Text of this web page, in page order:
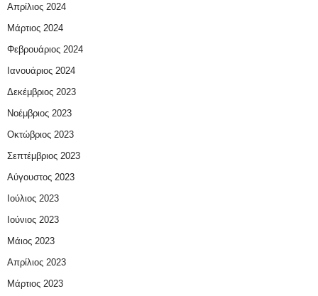
Απρίλιος 2024
Μάρτιος 2024
Φεβρουάριος 2024
Ιανουάριος 2024
Δεκέμβριος 2023
Νοέμβριος 2023
Οκτώβριος 2023
Σεπτέμβριος 2023
Αύγουστος 2023
Ιούλιος 2023
Ιούνιος 2023
Μάιος 2023
Απρίλιος 2023
Μάρτιος 2023